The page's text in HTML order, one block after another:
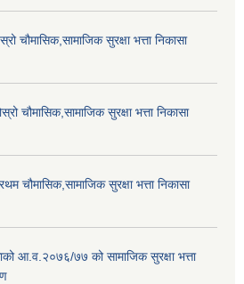
चौमासिक,सामाजिक सुरक्षा भत्ता निकासा
चौमासिक,सामाजिक सुरक्षा भत्ता निकासा
चौमासिक,सामाजिक सुरक्षा भत्ता निकासा
आ.व.२०७६/७७ को सामाजिक सुरक्षा भत्ता